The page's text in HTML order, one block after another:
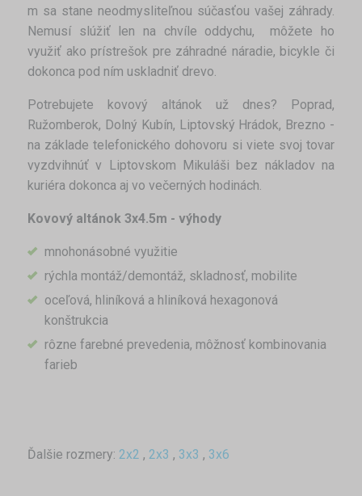
m sa stane neodmysliteľnou súčasťou vašej záhrady.
Nemusí slúžiť len na chvíle oddychu, môžete ho
využiť ako prístrešok pre záhradné náradie, bicykle či
dokonca pod ním uskladniť drevo.
Potrebujete kovový altánok už dnes? Poprad,
Ružomberok, Dolný Kubín, Liptovský Hrádok, Brezno -
na základe telefonického dohovoru si viete svoj tovar
vyzdvihnúť v Liptovskom Mikuláši bez nákladov na
kuriéra dokonca aj vo večerných hodinách.
Kovový altánok 3x4.5m - výhody
mnohonásobné využitie
rýchla montáž/demontáž, skladnosť, mobilite
oceľová, hliníková a hliníková hexagonová
konštrukcia
rôzne farebné prevedenia, môžnosť kombinovania
farieb
Ďalšie rozmery: 2x2 , 2x3 , 3x3 , 3x6